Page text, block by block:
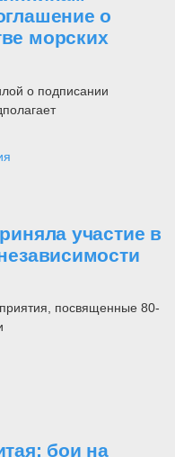
о
морских
о подписании
участие в
посвященные 80-
бои на